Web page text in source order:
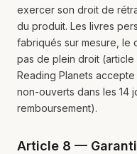
exercer son droit de
du produit. Les livres
fabriqués sur mesure, le
pas de plein droit (article
Reading Planets
non-ouverts dans les 14
remboursement).
Article 8 —